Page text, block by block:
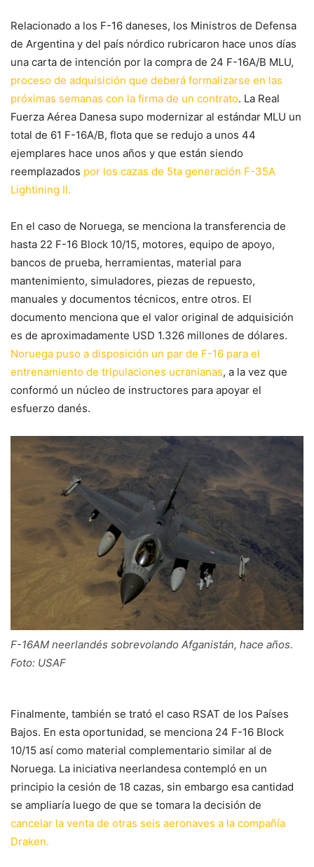
Relacionado a los F-16 daneses, los Ministros de Defensa
de Argentina y del país nórdico rubricaron hace unos días
una carta de intención por la compra de 24 F-16A/B MLU,
proceso de adquisición que deberá formalizarse en las
próximas semanas con la firma de un contrato. La Real
Fuerza Aérea Danesa supo modernizar al estándar MLU un
total de 61 F-16A/B, flota que se redujo a unos 44
ejemplares hace unos años y que están siendo
reemplazados por los cazas de 5ta generación F-35A
Lightining II.
En el caso de Noruega, se menciona la transferencia de
hasta 22 F-16 Block 10/15, motores, equipo de apoyo,
bancos de prueba, herramientas, material para
mantenimiento, simuladores, piezas de repuesto,
manuales y documentos técnicos, entre otros. El
documento menciona que el valor original de adquisición
es de aproximadamente USD 1.326 millones de dólares.
Noruega puso a disposición un par de F-16 para el
entrenamiento de tripulaciones ucranianas, a la vez que
conformó un núcleo de instructores para apoyar el
esfuerzo danés.
F-16AM neerlandés sobrevolando Afganistán, hace años.
Foto: USAF
Finalmente, también se trató el caso RSAT de los Países
Bajos. En esta oportunidad, se menciona 24 F-16 Block
10/15 así como material complementario similar al de
Noruega. La iniciativa neerlandesa contempló en un
principio la cesión de 18 cazas, sin embargo esa cantidad
se ampliaría luego de que se tomara la decisión de
cancelar la venta de otras seis aeronaves a la compañía
Draken.